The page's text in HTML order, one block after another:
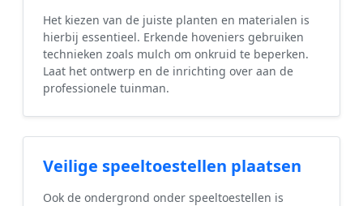
Het kiezen van de juiste planten en materialen is
hierbij essentieel. Erkende hoveniers gebruiken
technieken zoals mulch om onkruid te beperken.
Laat het ontwerp en de inrichting over aan de
professionele tuinman.
Veilige speeltoestellen plaatsen
Ook de ondergrond onder speeltoestellen is